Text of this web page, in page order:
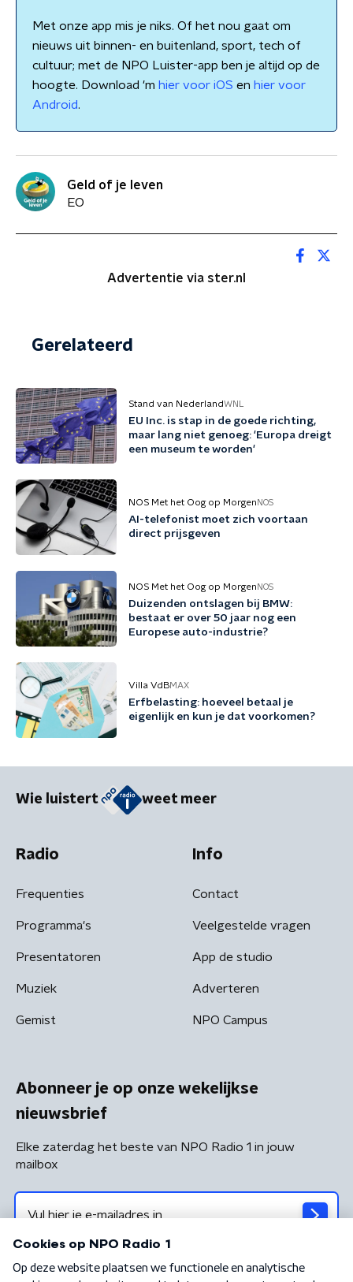
Met onze app mis je niks. Of het nou gaat om
nieuws uit binnen- en buitenland, sport, tech of
cultuur; met de NPO Luister-app ben je altijd op de
hoogte. Download 'm hier voor iOS en hier voor
Android.
Geld of je leven
EO
Advertentie via ster.nl
Gerelateerd
Stand van NederlandWNL
EU Inc. is stap in de goede richting,
maar lang niet genoeg: 'Europa dreigt
een museum te worden'
NOS Met het Oog op Morgen NOS
AI-telefonist moet zich voortaan
direct prijsgeven
NOS Met het Oog op Morgen NOS
Duizenden ontslagen bij BMW:
bestaat er over 50 jaar nog een
Europese auto-industrie?
Villa VdBMAX
Erfbelasting: hoeveel betaal je
eigenlijk en kun je dat voorkomen?
Wie luistert weet meer
Radio
Frequenties
Programma's
Presentatoren
Muziek
Gemist
Info
Contact
Veelgestelde vragen
App de studio
Adverteren
NPO Campus
Abonneer je op onze wekelijkse
nieuwsbrief
Elke zaterdag het beste van NPO Radio 1 in jouw
mailbox